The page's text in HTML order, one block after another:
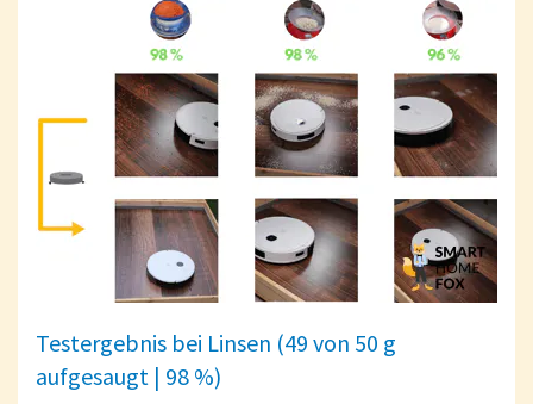
Testergebnis bei Linsen (49 von 50 g
aufgesaugt | 98 %)